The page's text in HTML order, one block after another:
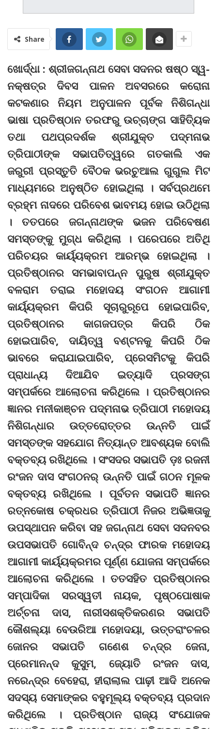
Share
ଖୋର୍ଦ୍ଧା : ଶ୍ରୀଜଗନ୍ନାଥ ସେବା ସଦନର ଷଷ୍ଠ ସ୍ୱ-
ନକ୍ଷତ୍ର ଦିବସ ପାଳନ ଅବସରରେ କରୋନା
କଟକଣାର ନିୟମ ଅନୁପାଳନ ପୂର୍ବକ ନିଶିଗନ୍ଧା
ଭାଷା ପ୍ରତିଷ୍ଠାନ ତରଫରୁ ଉଚ୍ଚାଙ୍ଗ ସାହିତ୍ୟିକ
ତଥା ପଥପ୍ରଦର୍ଶକ ଶ୍ରୀଯୁକ୍ତ ପଦ୍ମନାଭ
ତ୍ରିପାଠୀଙ୍କ ସଭାପତିତ୍ୱରେ ଗତକାଲି ଏକ
ଜରୁରୀ ପ୍ରସ୍ତୁତି ବୈଠକ ଭରଚୁଆଲ ଗୁଗୁଲ ମିଟ
ମାଧ୍ୟମରେ ଅନୁଷ୍ଠିତ ହୋଇଥିଲା । ସର୍ବପ୍ରଥମେ
ବ୍ରହ୍ମ ନାଦରେ ପରିବେଶ ଭାବମୟ ହୋଇ ଉଠିଥିଲା
। ତତପରେ ଜଗନ୍ନାଥଙ୍କ ଭଜନ ପରିବେଷଣ
ସମସ୍ତଙ୍କୁ ମୁଗ୍ଧ କରିଥିଲା । ପରେପରେ ଅତିଥି
ପରିଚୟର କାର୍ୟ୍ୟକ୍ରମ ଆରମ୍ଭ ହୋଇଥିଲା ।
ପ୍ରତିଷ୍ଠାନର ସମଭାବାପନ୍ନ ପୁରୁଷ ଶ୍ରୀଯୁକ୍ତ
ବଳରାମ ତରାଇ ମହୋଦୟ ସଂଗଠନ ଆଗାମୀ
କାର୍ୟ୍ୟକ୍ରମ କିପରି ସୂଚାରୁରୂପେ ହୋଇପାରିବ,
ପ୍ରତିଷ୍ଠାନର କାଗଜପତ୍ର କିପରି ଠିକ
ହୋଇପାରିବ, ଦାୟିତ୍ୱ ବଣ୍ଟନକୁ କିପରି ଠିକ
ଭାବରେ କରାଯାଇପାରିବ, ପ୍ରେସମିଟକୁ କିପରି
ପ୍ରାଧାନ୍ୟ ଦିଆଯିବ ଇତ୍ୟାଦି ପ୍ରସଙ୍ଗ
ସମ୍ପର୍କରେ ଆଲୋଚନା କରିଥିଲେ । ପ୍ରତିଷ୍ଠାନର
ଜ୍ଞାନର ମନୀକାଞ୍ଚନ ପଦ୍ମନାଭ ତ୍ରିପାଠୀ ମହୋଦୟ
ନିଶିଗନ୍ଧାର ଉତ୍ତରୋତ୍ତର ଉନ୍ନତି ପାଇଁ
ସମସ୍ତଙ୍କ ସହଯୋଗ ନିତ୍ୟାନ୍ତ ଆବଶ୍ୟକ ବୋଲି
ବକ୍ତବ୍ୟ ରଖିଥିଲେ । ସଂସଦର ସଭାପତି ଡ଼ଃ ରଜନୀ
ରଂଜନ ଦାସ ସଂଗଠନର୍ ଉନ୍ନତି ପାଇଁ ଗଠନ ମୂଳକ
ବକ୍ତବ୍ୟ ରଖିଥିଲେ । ପୂର୍ବତନ ସଭାପତି ଜ୍ଞାନର
ରତ୍ନକୋଷ ଚକ୍ରଧର ତ୍ରିପାଠୀ ନିଜର ଅଭିଜ୍ଞତାକୁ
ଉପସ୍ଥାପନ କରିବା ସହ ଜଗନ୍ନାଥ ସେବା ସଦନବର
ଉପସଭାପତି ଗୋବିନ୍ଦ ଚନ୍ଦ୍ର ଫାରକ ମହୋଦୟ
ଆଗାମୀ କାର୍ୟ୍ୟକ୍ରମର ପୂର୍ଣ୍ଣ ଯୋଜନା ସମ୍ପର୍କରେ
ଆଲୋଚନା କରିଥିଲେ । ତତସହିତ ପ୍ରତିଷ୍ଠାନର
ସମ୍ପାଦିକା ସରସ୍ୱତୀ ନାୟକ, ପୃଷ୍ଠପୋଷାକ
ଅର୍ଚ୍ଚନା ଦାସ, ନାରୀସଶକ୍ତିକରଣର ସଭାପତି
କୌଶଲ୍ୟା ବେଉରିଆ ମହୋଦୟା, ଉତ୍ତରାଂଚଳର
ଜୋନର ସଭାପତି ଗଣେଶ ଚନ୍ଦ୍ର ଜେନା,
ପ୍ରେମାନନ୍ଦ କୁସୁମ, ଜ୍ୟୋତି ରଂଜନ ଦାସ,
ନରେନ୍ଦ୍ର ବେହେରା, ହୀରାଲାଲ ପାଢ଼ୀ ଆଦି ଅନେକ
ସଦସ୍ୟ ସେମାଙ୍କର ବହୁମୂଲ୍ୟ ବକ୍ତବ୍ୟ ପ୍ରଦାନ
କରିଥିଲେ । ପ୍ରତିଷ୍ଠାନ ରାଜ୍ୟ ସଂଯୋଜକ